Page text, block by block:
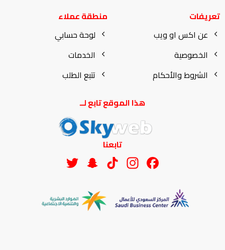
تعريفات
عن اكس او ويب
الخصوصية
الشروط والأحكام
منطقة عملاء
لوحة حسابي
الخدمات
تتبع الطلب
هذا الموقع تابع لــ
تابعنا
Facebook
Instagram
TikTok
Snapchat
Twitter